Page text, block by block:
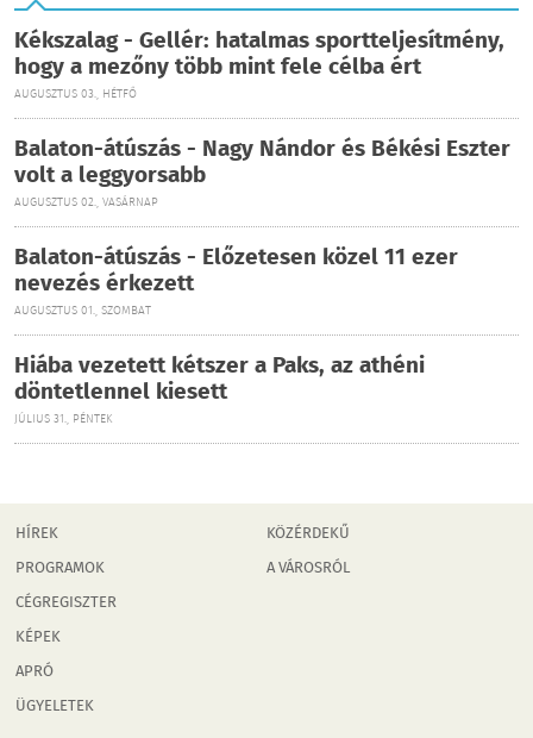
Kékszalag - Gellér: hatalmas sportteljesítmény,
hogy a mezőny több mint fele célba ért
AUGUSZTUS 03., HÉTFŐ
Balaton-átúszás - Nagy Nándor és Békési Eszter
volt a leggyorsabb
AUGUSZTUS 02., VASÁRNAP
Balaton-átúszás - Előzetesen közel 11 ezer
nevezés érkezett
AUGUSZTUS 01., SZOMBAT
Hiába vezetett kétszer a Paks, az athéni
döntetlennel kiesett
JÚLIUS 31., PÉNTEK
HÍREK
PROGRAMOK
CÉGREGISZTER
KÉPEK
APRÓ
ÜGYELETEK
KÖZÉRDEKŰ
A VÁROSRÓL